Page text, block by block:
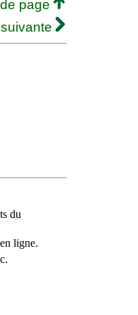
page
du
ligne.